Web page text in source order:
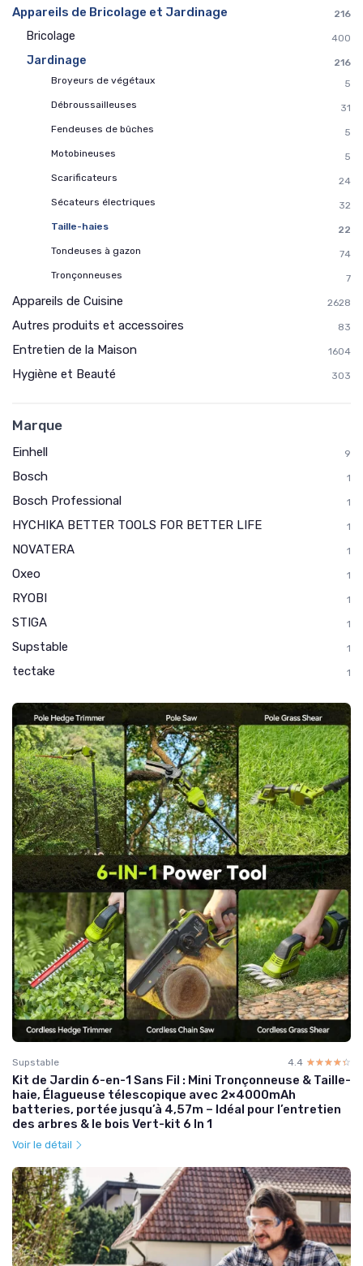
Appareils de Bricolage et Jardinage 216
Bricolage 400
Jardinage
216
Broyeurs de végétaux
5
Débroussailleuses
31
Fendeuses de bûches
5
Motobineuses
5
Scarificateurs
24
Sécateurs électriques
32
Taille-haies
22
Tondeuses à gazon
74
Tronçonneuses
7
Appareils de Cuisine 2628
Autres produits et accessoires 83
Entretien de la Maison 1604
Hygiène et Beauté 303
Marque
Einhell 9
Bosch 1
Bosch Professional 1
HYCHIKA BETTER TOOLS FOR BETTER LIFE 1
NOVATERA 1
Oxeo 1
RYOBI 1
STIGA 1
Supstable 1
tectake 1
Supstable 4.4 ☆☆☆☆☆
★★★★★
Kit de Jardin 6-en-1 Sans Fil : Mini Tronçonneuse & Taille-
haie, Élagueuse télescopique avec 2×4000mAh
batteries, portée jusqu’à 4,57m – Idéal pour l’entretien
des arbres & le bois Vert-kit 6 In 1
Voir le détail